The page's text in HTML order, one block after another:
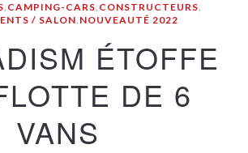
, CAMPING-CARS, CONSTRUCTEURS,
/ SALON, NOUVEAUTÉ 2022
ÉTOFFE
DE 6
VANS